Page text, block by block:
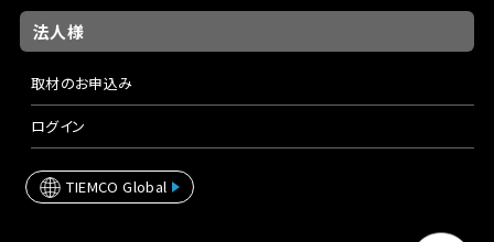
法人様
取材のお申込み
ログイン
TIEMCO Global